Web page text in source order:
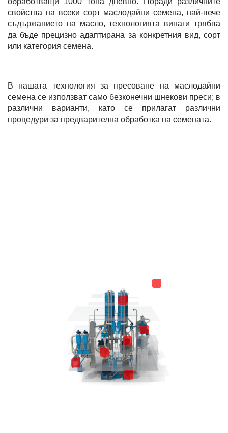
свойства на всеки сорт маслодайни семена, най-вече
съдържанието на масло, технологията винаги трябва
да бъде прецизно адаптирана за конкретния вид, сорт
или категория семена.
В нашата технология за пресоване на маслодайни
семена се използват само безконечни шнекови преси; в
различни варианти, като се прилагат различни
процедури за предварителна обработка на семената.